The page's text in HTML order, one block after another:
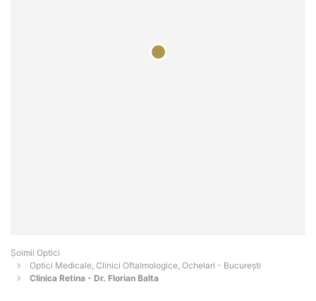
Șoimii Optici
Optici Medicale, Clinici Oftalmologice, Ochelari - Bucureşti
Clinica Retina - Dr. Florian Balta